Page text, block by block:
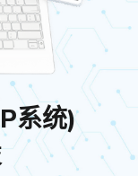
系统)